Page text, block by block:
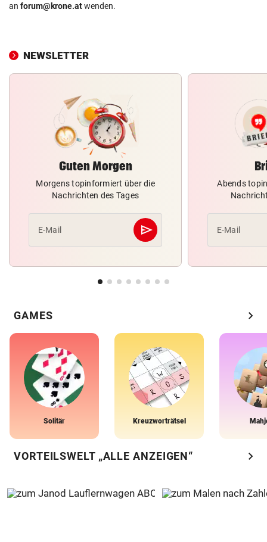
an forum@krone.atwenden.
NEWSLETTER
Guten Morgen
Morgens topinformiert über die
Nachrichten des Tages
E-Mail send
Abschicken
Abends
E-Mail
GAMES chevron_right
Solitär Kreuzworträtsel
VORTEILSWELT „ALLE ANZEIGEN“ chevron_right